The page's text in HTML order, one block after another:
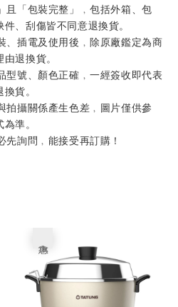
「包裝完整」﹐包括外箱、包
、刮傷皆不同意退換貨。
插電及使用後﹐除原廠鑑定為商
退換貨。
號、顏色正確﹐一經簽收即代表
貨。
攝關係產生色差﹐圖片僅供參
準。
詢問﹐能接受再訂購！